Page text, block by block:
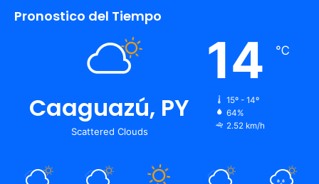
Pronostico del Tiempo
Caaguazú, PY
Scattered Clouds
14 ℃
15º - 14º
64%
2.52 km/h